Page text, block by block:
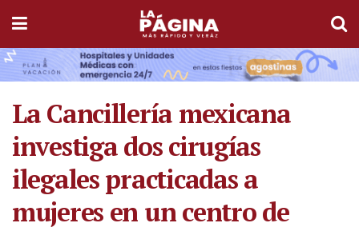
La Cancillería mexicana
investiga dos cirugías
ilegales practicadas a
mujeres en un centro de